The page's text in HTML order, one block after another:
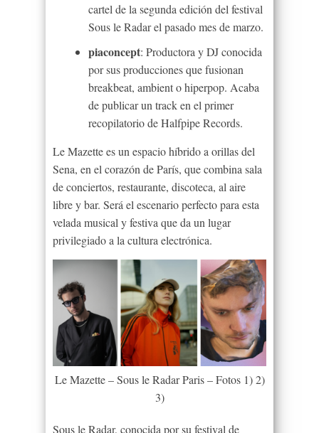
cartel de la segunda edición del festival
Sous le Radar el pasado mes de marzo.
piaconcept: Productora y DJ conocida
por sus producciones que fusionan
breakbeat, ambient o hiperpop. Acaba
de publicar un track en el primer
recopilatorio de Halfpipe Records.
Le Mazette es un espacio híbrido a orillas del
Sena, en el corazón de París, que combina sala
de conciertos, restaurante, discoteca, al aire
libre y bar. Será el escenario perfecto para esta
velada musical y festiva que da un lugar
privilegiado a la cultura electrónica.
Le Mazette – Sous le Radar Paris – Fotos 1) 2)
3)
Sous le Radar, conocida por su festival de